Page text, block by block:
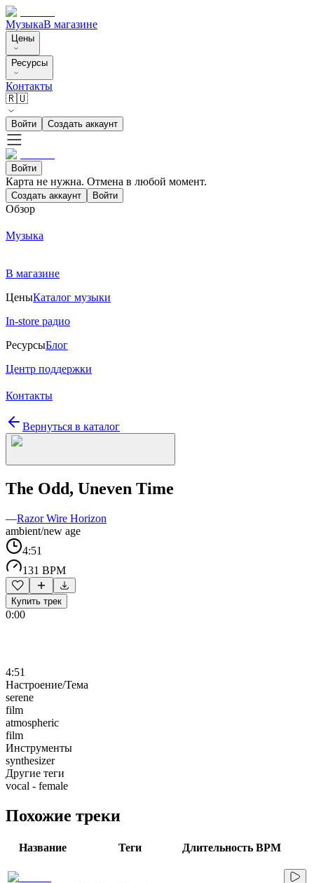
МузыкаВ магазине
Цены
Ресурсы
Контакты
🇷🇺
Войти Создать аккаунт
Войти
Карта не нужна. Отмена в любой момент.
Создать аккаунт Войти
Обзор
Музыка
В магазине
ЦеныКаталог музыки
In-store радио
РесурсыБлог
Центр поддержки
Контакты
Вернуться в каталог
The Odd, Uneven Time
—Razor Wire Horizon
ambient/new age
4:51
131 BPM
Купить трек
0:00
4:51
Настроение/Тема
serene
film
atmospheric
film
Инструменты
synthesizer
Другие теги
vocal - female
Похожие треки
Название Теги Длительность BPM